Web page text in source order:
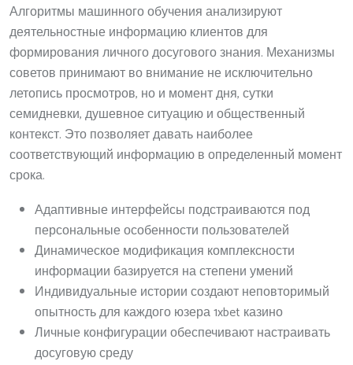
Алгоритмы машинного обучения анализируют
деятельностные информацию клиентов для
формирования личного досугового знания. Механизмы
советов принимают во внимание не исключительно
летопись просмотров, но и момент дня, сутки
семидневки, душевное ситуацию и общественный
контекст. Это позволяет давать наиболее
соответствующий информацию в определенный момент
срока.
Адаптивные интерфейсы подстраиваются под
персональные особенности пользователей
Динамическое модификация комплексности
информации базируется на степени умений
Индивидуальные истории создают неповторимый
опытность для каждого юзера 1xbet казино
Личные конфигурации обеспечивают настраивать
досуговую среду